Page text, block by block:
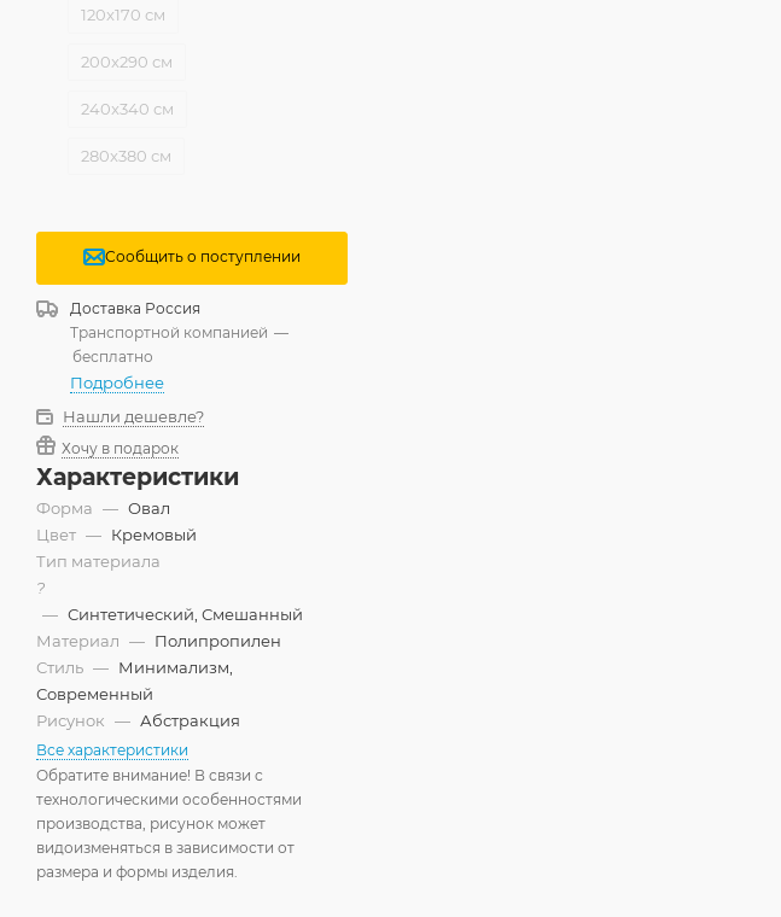
120x170 см
200x290 см
240x340 см
280x380 см
Сообщить о поступлении
Доставка Россия
Транспортной компанией —
бесплатно
Подробнее
Нашли дешевле?
Хочу в подарок
Характеристики
Форма — Овал
Цвет — Кремовый
Тип материала
?
— Синтетический, Смешанный
Материал — Полипропилен
Стиль — Минимализм,
Современный
Рисунок — Абстракция
Все характеристики
Обратите внимание! В связи с
технологическими особенностями
производства, рисунок может
видоизменяться в зависимости от
размера и формы изделия.